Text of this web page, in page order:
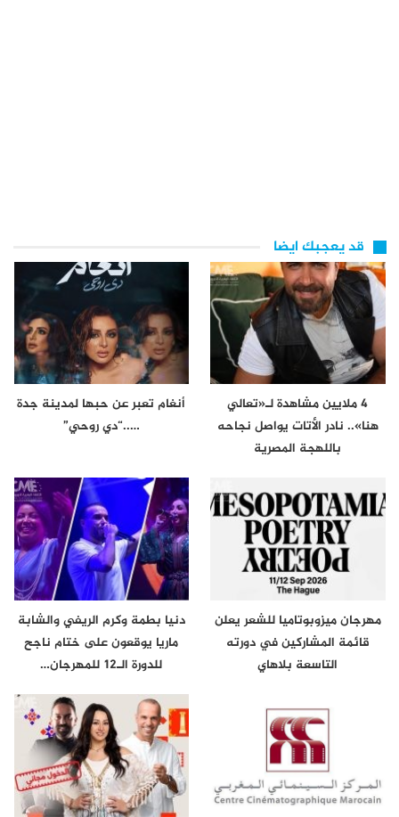
قد يعجبك ايضا
4 ملايين مشاهدة لـ«تعالي
هنا».. نادر الأتات يواصل نجاحه
باللهجة المصرية
أنغام تعبر عن حبها لمدينة جدة
…..“دي روحي”
مهرجان ميزوبوتاميا للشعر يعلن
قائمة المشاركين في دورته
التاسعة بلاهاي
دنيا بطمة وكرم الريفي والشابة
ماريا يوقعون على ختام ناجح
للدورة الـ12 للمهرجان…